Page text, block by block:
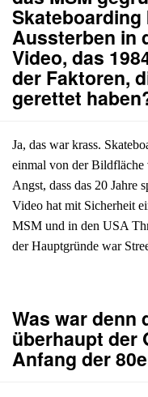
Aussterben in
Video, das
der Faktoren,
gerettet
Ja, das war krass.
einmal von der
Angst, dass das 20 Jahre
Video hat mit Sicherheit
MSM und in den USA
der Hauptgründe war
Was war denn
überhaupt der
Anfang der